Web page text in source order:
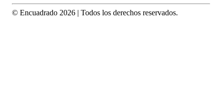
© Encuadrado 2026 | Todos los derechos reservados.